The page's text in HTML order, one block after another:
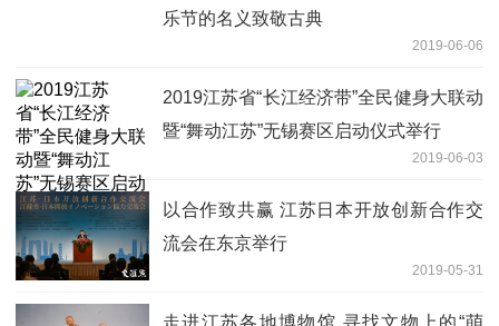
乐节的名义致敬古典
2019-06-06
2019江苏省“长江经济带”全民健身大联动
暨“舞动江苏”无锡赛区启动仪式举行
2019-06-03
以合作致共赢 江苏日本开放创新合作交
流会在东京举行
2019-05-31
走进江苏各地博物馆 寻找文物上的“萌